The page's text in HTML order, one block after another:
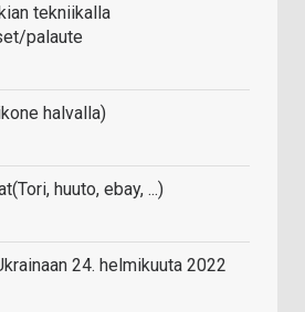
tekniikalla
palaute
halvalla)
huuto, ebay, ...)
24. helmikuuta 2022